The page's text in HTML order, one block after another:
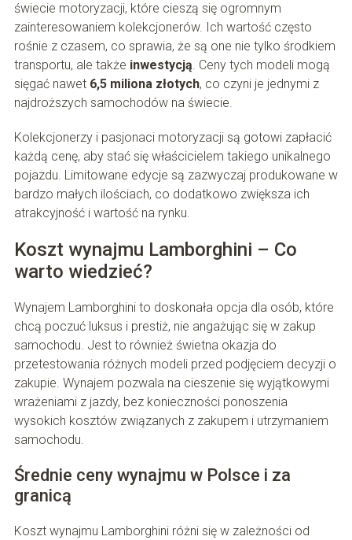
świecie motoryzacji, które cieszą się ogromnym
zainteresowaniem kolekcjonerów. Ich wartość często
rośnie z czasem, co sprawia, że są one nie tylko środkiem
transportu, ale także inwestycją. Ceny tych modeli mogą
sięgać nawet 6,5 miliona złotych, co czyni je jednymi z
najdroższych samochodów na świecie.
Kolekcjonerzy i pasjonaci motoryzacji są gotowi zapłacić
każdą cenę, aby stać się właścicielem takiego unikalnego
pojazdu. Limitowane edycje są zazwyczaj produkowane w
bardzo małych ilościach, co dodatkowo zwiększa ich
atrakcyjność i wartość na rynku.
Koszt wynajmu Lamborghini – Co
warto wiedzieć?
Wynajem Lamborghini to doskonała opcja dla osób, które
chcą poczuć luksus i prestiż, nie angażując się w zakup
samochodu. Jest to również świetna okazja do
przetestowania różnych modeli przed podjęciem decyzji o
zakupie. Wynajem pozwala na cieszenie się wyjątkowymi
wrażeniami z jazdy, bez konieczności ponoszenia
wysokich kosztów związanych z zakupem i utrzymaniem
samochodu.
Średnie ceny wynajmu w Polsce i za
granicą
Koszt wynajmu Lamborghini różni się w zależności od